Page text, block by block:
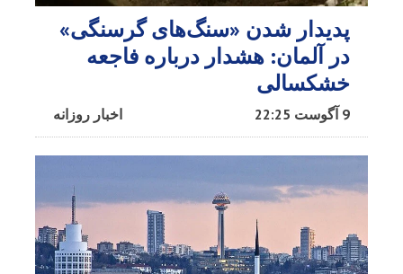
پدیدار شدن «سنگ‌های گرسنگی»
در آلمان: هشدار درباره فاجعه
خشکسالی
اخبار روزانه 9 آگوست 22:25